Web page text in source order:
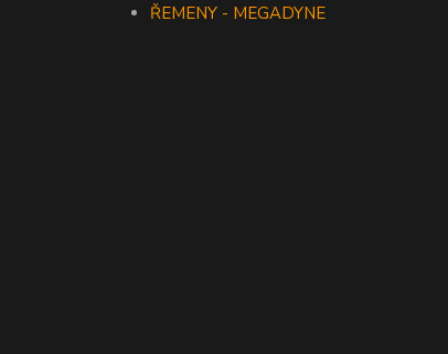
ŘEMENY - MEGADYNE